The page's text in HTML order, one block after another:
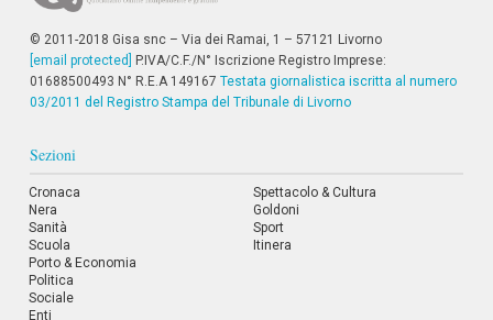
© 2011-2018 Gisa snc – Via dei Ramai, 1 – 57121 Livorno
[email protected]
P.IVA/C.F./N° Iscrizione Registro Imprese:
01688500493 N° R.E.A 149167 Testata giornalistica iscritta al numero
03/2011 del Registro Stampa del Tribunale di Livorno
Sezioni
Cronaca
Nera
Sanità
Scuola
Porto & Economia
Politica
Sociale
Enti
Spettacolo & Cultura
Goldoni
Sport
Itinera